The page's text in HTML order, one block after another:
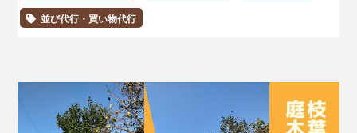
並び代行・買い物代行